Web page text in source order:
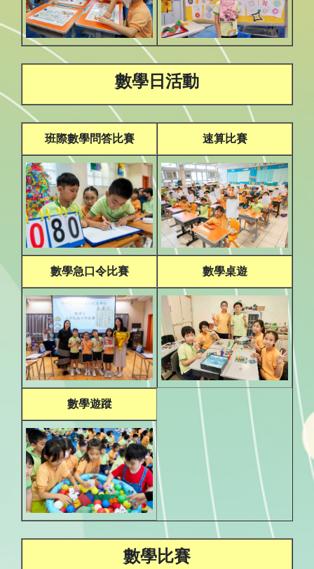
數學日活動
班際數學問答比賽 速算比賽
數學急口令比賽 數學桌遊
數學遊蹤
數學比賽